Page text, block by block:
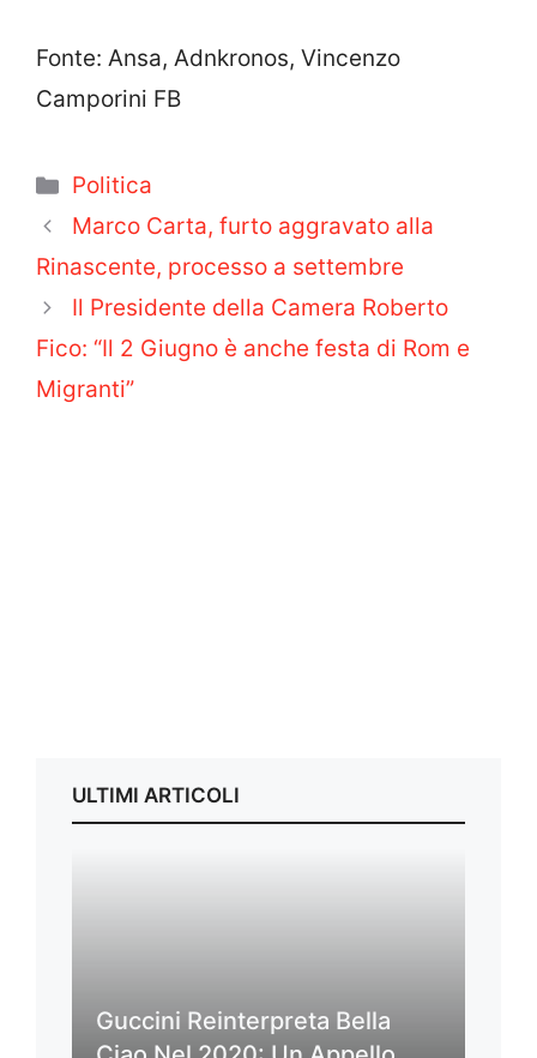
Fonte: Ansa, Adnkronos, Vincenzo
Camporini FB
Categorie
Politica
Marco Carta, furto aggravato alla
Rinascente, processo a settembre
Il Presidente della Camera Roberto
Fico: “Il 2 Giugno è anche festa di Rom e
Migranti”
ULTIMI ARTICOLI
Guccini Reinterpreta Bella